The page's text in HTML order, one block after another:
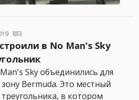
3
в No Man's Sky
Sky объединились для
Bermuda. Это местный
в котором